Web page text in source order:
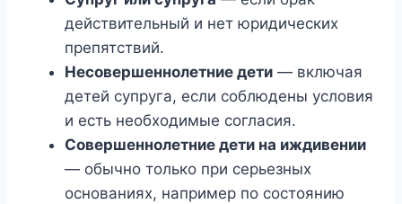
действительный и нет юридических
препятствий.
Несовершеннолетние дети — включая
детей супруга, если соблюдены условия
и есть необходимые согласия.
Совершеннолетние дети на иждивении
— обычно только при серьезных
основаниях, например по состоянию